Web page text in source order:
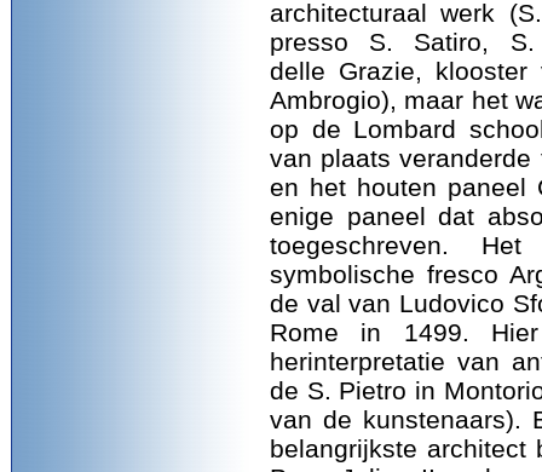
architecturaal werk
presso S. Satiro, S.
delle Grazie, klooster
Ambrogio), maar het
op de Lombard
van plaats
en het houten paneel
enige paneel dat
toegeschreven.
symbolische fresco
de val van Ludovico
Rome in 1499.
herinterpretatie van
de S. Pietro in
van de kunstenaars).
belangrijkste architect